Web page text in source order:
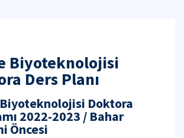
Biyoteknolojisi
Ders Planı
Doktora
2022-2023 / Bahar
Öncesi